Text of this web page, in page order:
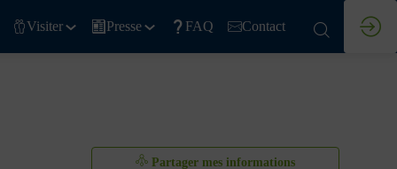
Visiter Presse FAQ Contact
Partager mes informations